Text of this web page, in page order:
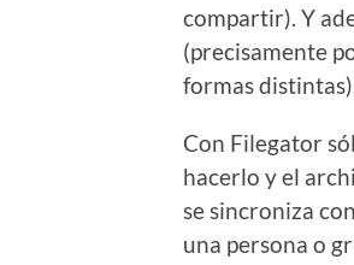
compartir). Y
(precisamente
formas
Con Filegator
hacerlo y el
se sincroniza
una persona o